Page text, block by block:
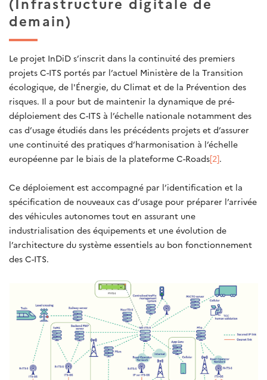
demain)
Le projet InDiD s’inscrit dans la continuité des premiers
projets C-ITS portés par l’actuel Ministère de la Transition
écologique, de l'Énergie, du Climat et de la Prévention des
risques. Il a pour but de maintenir la dynamique de pré-
déploiement des C-ITS à l’échelle nationale notamment des
cas d’usage étudiés dans les précédents projets et d’assurer
une continuité des pratiques d’harmonisation à l’échelle
européenne par le biais de la plateforme C-Roads[2].
Ce déploiement est accompagné par l’identification et la
spécification de nouveaux cas d’usage pour préparer l’arrivée
des véhicules autonomes tout en assurant une
industrialisation des équipements et une évolution de
l’architecture du système essentiels au bon fonctionnement
des C-ITS.